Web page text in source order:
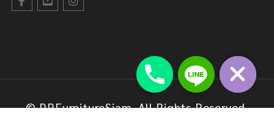
© PRFurnitureSiam. All Rights Reserved.